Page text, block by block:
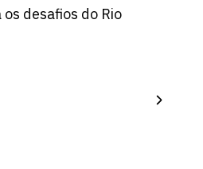
desafios do Rio